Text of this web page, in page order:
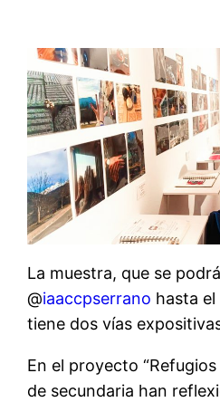
La muestra, que se
@iaaccpserrano hasta el
tiene dos vías
En el proyecto
de secundaria han